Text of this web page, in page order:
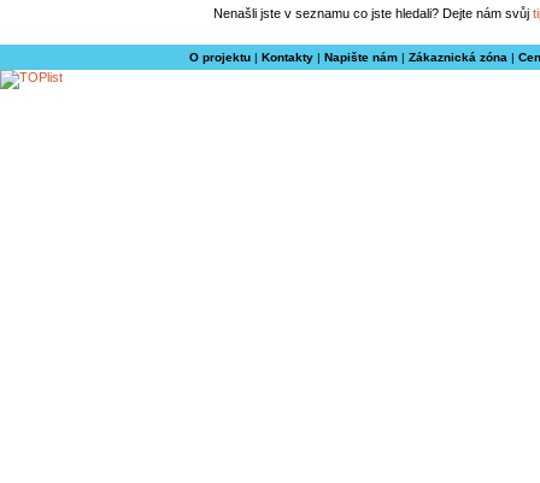
Nenašli jste v seznamu co jste hledali? Dejte nám svůj
O projektu| Kontakty| Napište nám| Zákaznická zóna |